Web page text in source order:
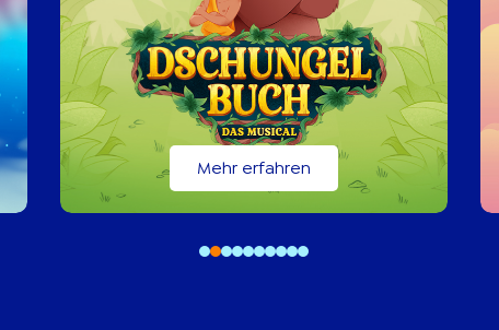
Mehr erfahren